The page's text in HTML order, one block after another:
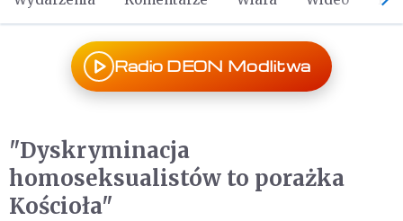
Radio DEON Modlitwa
"Dyskryminacja
homoseksualistów to porażka
Kościoła"